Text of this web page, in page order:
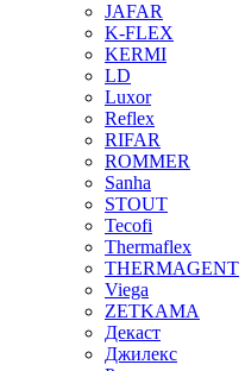
JAFAR
K-FLEX
KERMI
LD
Luxor
Reflex
RIFAR
ROMMER
Sanha
STOUT
Tecofi
Thermaflex
THERMAGENT
Viega
ZETKAMA
Декаст
Джилекс